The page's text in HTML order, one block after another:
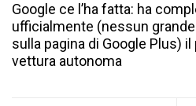
Google ce l’ha fatta: ha
ufficialmente (nessun
sulla pagina di Google Plus)
vettura autonoma